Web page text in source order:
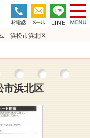
浜松市浜北区
市浜北区